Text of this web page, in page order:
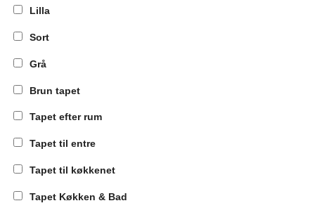
Lilla
Sort
Grå
Brun tapet
Tapet efter rum
Tapet til entre
Tapet til køkkenet
Tapet Køkken & Bad